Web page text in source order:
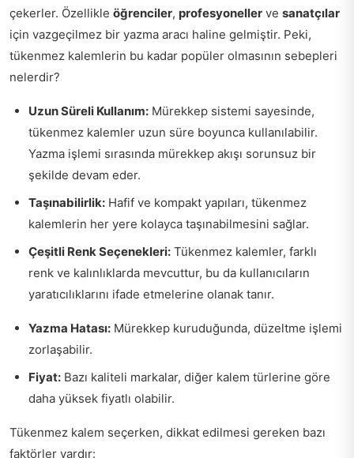
çekerler. Özellikle öğrenciler, profesyoneller ve sanatçılar
için vazgeçilmez bir yazma aracı haline gelmiştir. Peki,
tükenmez kalemlerin bu kadar popüler olmasının sebepleri
nelerdir?
Uzun Süreli Kullanım: Mürekkep sistemi sayesinde,
tükenmez kalemler uzun süre boyunca kullanılabilir.
Yazma işlemi sırasında mürekkep akışı sorunsuz bir
şekilde devam eder.
Taşınabilirlik: Hafif ve kompakt yapıları, tükenmez
kalemlerin her yere kolayca taşınabilmesini sağlar.
Çeşitli Renk Seçenekleri: Tükenmez kalemler, farklı
renk ve kalınlıklarda mevcuttur, bu da kullanıcıların
yaratıcılıklarını ifade etmelerine olanak tanır.
Yazma Hatası: Mürekkep kuruduğunda, düzeltme işlemi
zorlaşabilir.
Fiyat: Bazı kaliteli markalar, diğer kalem türlerine göre
daha yüksek fiyatlı olabilir.
Tükenmez kalem seçerken, dikkat edilmesi gereken bazı
faktörler vardır: